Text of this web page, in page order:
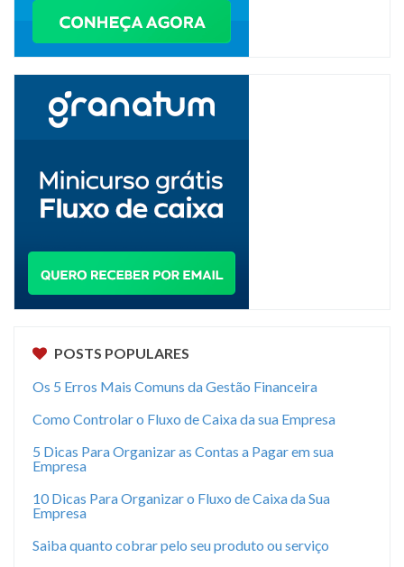
POSTS POPULARES
Os 5 Erros Mais Comuns da Gestão Financeira
Como Controlar o Fluxo de Caixa da sua Empresa
5 Dicas Para Organizar as Contas a Pagar em sua
Empresa
10 Dicas Para Organizar o Fluxo de Caixa da Sua
Empresa
Saiba quanto cobrar pelo seu produto ou serviço